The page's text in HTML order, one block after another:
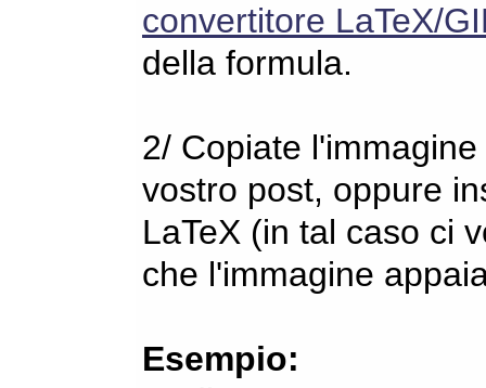
convertitore LaTeX/
della formula.
2/ Copiate
vostro post, oppure
LaTeX (in tal caso ci
che l'immagine
Esempio: